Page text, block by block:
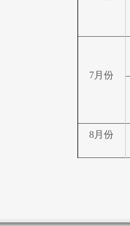
7月份
8月份